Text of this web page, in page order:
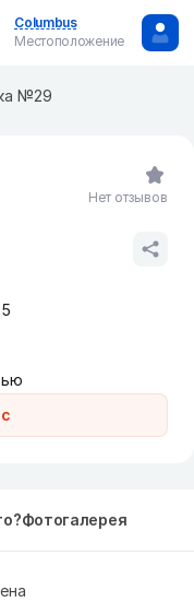
Columbus
Местоположение
№29
Нет отзывов
Фотогалерея